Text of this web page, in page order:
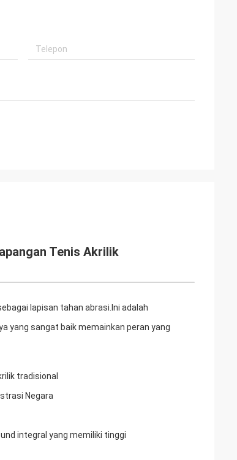
Tenis Akrilik
lapisan tahan abrasi.Ini adalah
yang sangat baik memainkan peran yang
tradisional
Negara
integral yang memiliki tinggi